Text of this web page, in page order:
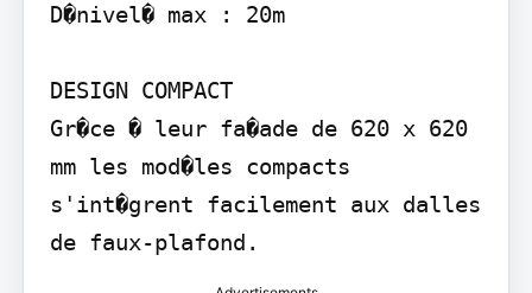
D�nivel� max : 20m
DESIGN COMPACT
Gr�ce � leur fa�ade de 620 x 620
mm les mod�les compacts
s'int�grent facilement aux dalles